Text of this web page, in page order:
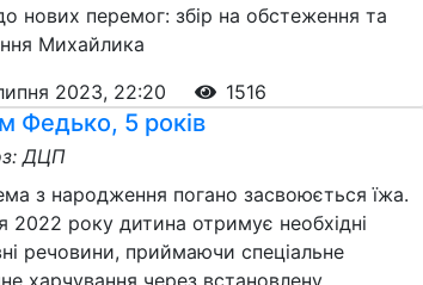
нових перемог: збір на обстеження та
Михайлика
2023, 22:20
1516
Федько, 5 років
ДЦП
з народження погано засвоюється їжа.
2022 року дитина отримує необхідні
речовини, приймаючи спеціальне
харчування через встановлену